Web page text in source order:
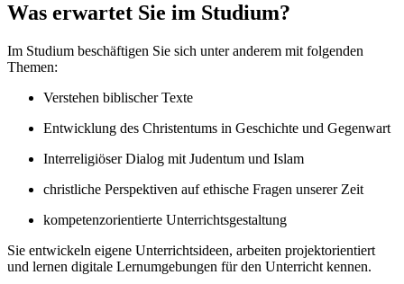
Was erwartet Sie im Studium?
Im Studium beschäftigen Sie sich unter anderem mit folgenden
Themen:
Verstehen biblischer Texte
Entwicklung des Christentums in Geschichte und Gegenwart
Interreligiöser Dialog mit Judentum und Islam
christliche Perspektiven auf ethische Fragen unserer Zeit
kompetenzorientierte Unterrichtsgestaltung
Sie entwickeln eigene Unterrichtsideen, arbeiten projektorientiert
und lernen digitale Lernumgebungen für den Unterricht kennen.